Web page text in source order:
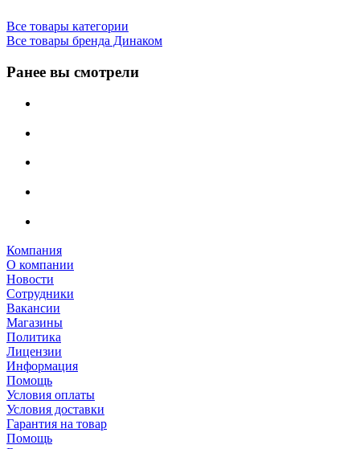
Все товары категории
Все товары бренда Динаком
Ранее вы смотрели
Компания
О компании
Новости
Сотрудники
Вакансии
Магазины
Политика
Лицензии
Информация
Помощь
Условия оплаты
Условия доставки
Гарантия на товар
Помощь